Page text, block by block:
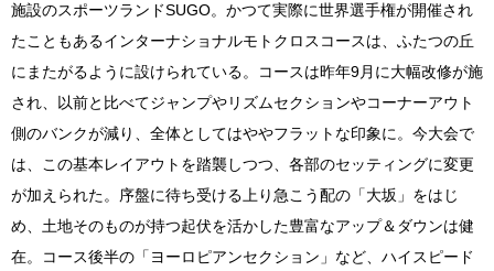
施設のスポーツランドSUGO。かつて実際に世界選手権が開催され
たこともあるインターナショナルモトクロスコースは、ふたつの丘
にまたがるように設けられている。コースは昨年9月に大幅改修が施
され、以前と比べてジャンプやリズムセクションやコーナーアウト
側のバンクが減り、全体としてはややフラットな印象に。今大会で
は、この基本レイアウトを踏襲しつつ、各部のセッティングに変更
が加えられた。序盤に待ち受ける上り急こう配の「大坂」をはじ
め、土地そのものが持つ起伏を活かした豊富なアップ＆ダウンは健
在。コース後半の「ヨーロピアンセクション」など、ハイスピード